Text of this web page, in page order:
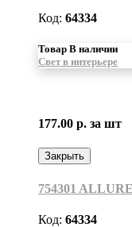
Код: 64334
Товар В наличии
Свет в интерьере
177.00 р. за шт
Закрыть
754301
Код: 64334